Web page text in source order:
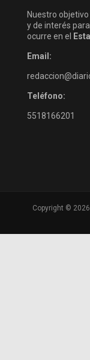
Nuestro
y de interés
ocurre en el
Email:
Teléfono:
5518166201
Copyright ©